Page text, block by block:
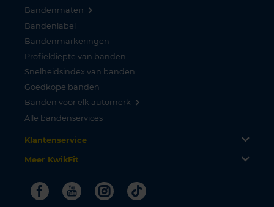
Bandenmaten
Bandenlabel
Bandenmarkeringen
Profieldiepte van banden
Snelheidsindex van banden
Goedkope banden
Banden voor elk automerk
Alle bandenservices
Klantenservice
Meer KwikFit
FacebookYoutubeInstagram
Tiktok